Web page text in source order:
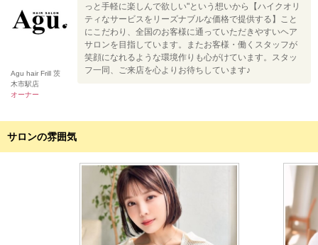
Agu hair Frill 茨
木市駅店
オーナー
っと手軽に楽しんで欲しい"という想いから【ハイクオリ
ティなサービスをリーズナブルな価格で提供する】こと
にこだわり、全国のお客様に通っていただきやすいヘア
サロンを目指しています。またお客様・働くスタッフが
笑顔になれるような環境作りも心がけています。スタッ
フ一同、ご来店を心よりお待ちしています♪
サロンの雰囲気